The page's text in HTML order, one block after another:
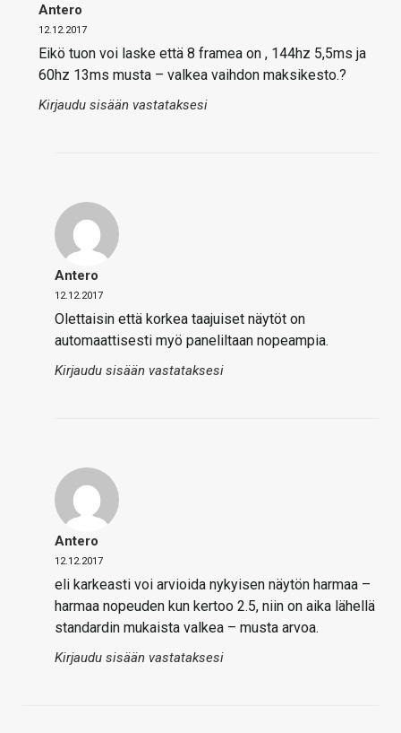
Antero
12.12.2017
Eikö tuon voi laske että 8 framea on , 144hz 5,5ms ja
60hz 13ms musta – valkea vaihdon maksikesto.?
Kirjaudu sisään vastataksesi
Antero
12.12.2017
Olettaisin että korkea taajuiset näytöt on
automaattisesti myö paneliltaan nopeampia.
Kirjaudu sisään vastataksesi
Antero
12.12.2017
eli karkeasti voi arvioida nykyisen näytön harmaa –
harmaa nopeuden kun kertoo 2.5, niin on aika lähellä
standardin mukaista valkea – musta arvoa.
Kirjaudu sisään vastataksesi